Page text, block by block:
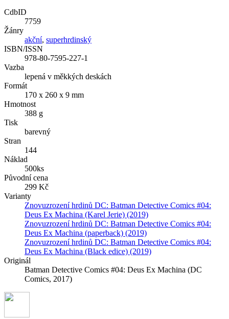
CdbID
7759
Žánry
akční, superhrdinský
ISBN/ISSN
978-80-7595-227-1
Vazba
lepená v měkkých deskách
Formát
170 x 260 x 9 mm
Hmotnost
388 g
Tisk
barevný
Stran
144
Náklad
500ks
Původní cena
299 Kč
Varianty
Znovuzrození hrdinů DC: Batman Detective Comics #04:
Deus Ex Machina (Karel Jerie) (2019)
Znovuzrození hrdinů DC: Batman Detective Comics #04:
Deus Ex Machina (paperback) (2019)
Znovuzrození hrdinů DC: Batman Detective Comics #04:
Deus Ex Machina (Black edice) (2019)
Originál
Batman Detective Comics #04: Deus Ex Machina (DC
Comics, 2017)